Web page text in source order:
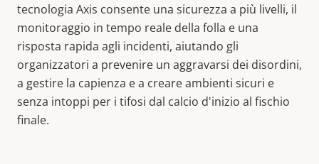
tecnologia Axis consente una sicurezza a più livelli, il
monitoraggio in tempo reale della folla e una
risposta rapida agli incidenti, aiutando gli
organizzatori a prevenire un aggravarsi dei disordini,
a gestire la capienza e a creare ambienti sicuri e
senza intoppi per i tifosi dal calcio d'inizio al fischio
finale.